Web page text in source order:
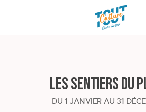
Les sentiers du
DU 1 JANVIER AU 31